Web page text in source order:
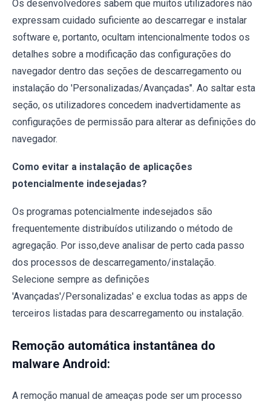
Os desenvolvedores sabem que muitos utilizadores não
expressam cuidado suficiente ao descarregar e instalar
software e, portanto, ocultam intencionalmente todos os
detalhes sobre a modificação das configurações do
navegador dentro das seções de descarregamento ou
instalação do 'Personalizadas/Avançadas". Ao saltar esta
seção, os utilizadores concedem inadvertidamente as
configurações de permissão para alterar as definições do
navegador.
Como evitar a instalação de aplicações
potencialmente indesejadas?
Os programas potencialmente indesejados são
frequentemente distribuídos utilizando o método de
agregação. Por isso,deve analisar de perto cada passo
dos processos de descarregamento/instalação.
Selecione sempre as definições
'Avançadas'/Personalizadas' e exclua todas as apps de
terceiros listadas para descarregamento ou instalação.
Remoção automática instantânea do
malware Android:
A remoção manual de ameaças pode ser um processo